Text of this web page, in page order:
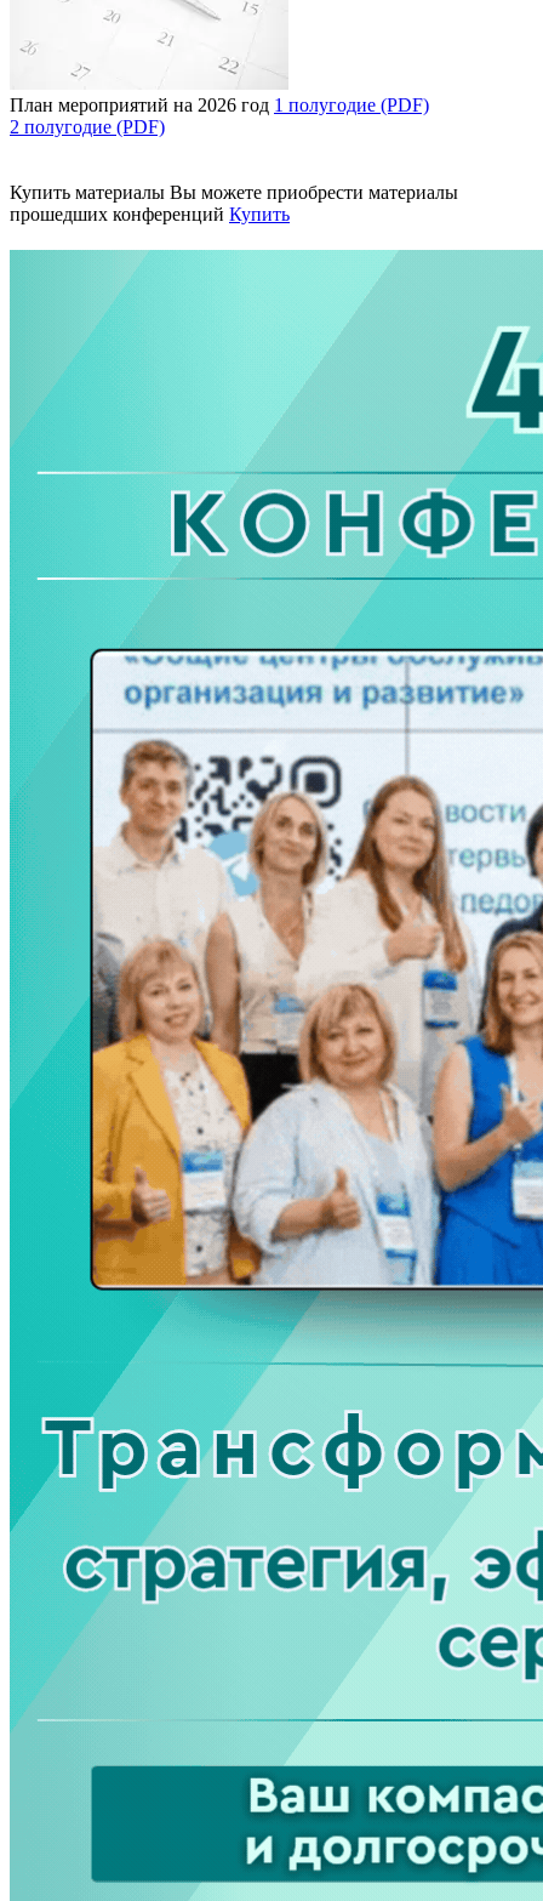
План мероприятий на 2026 год 1 полугодие (PDF)
2 полугодие (PDF)
Купить материалы Вы можете приобрести материалы
прошедших конференций Купить